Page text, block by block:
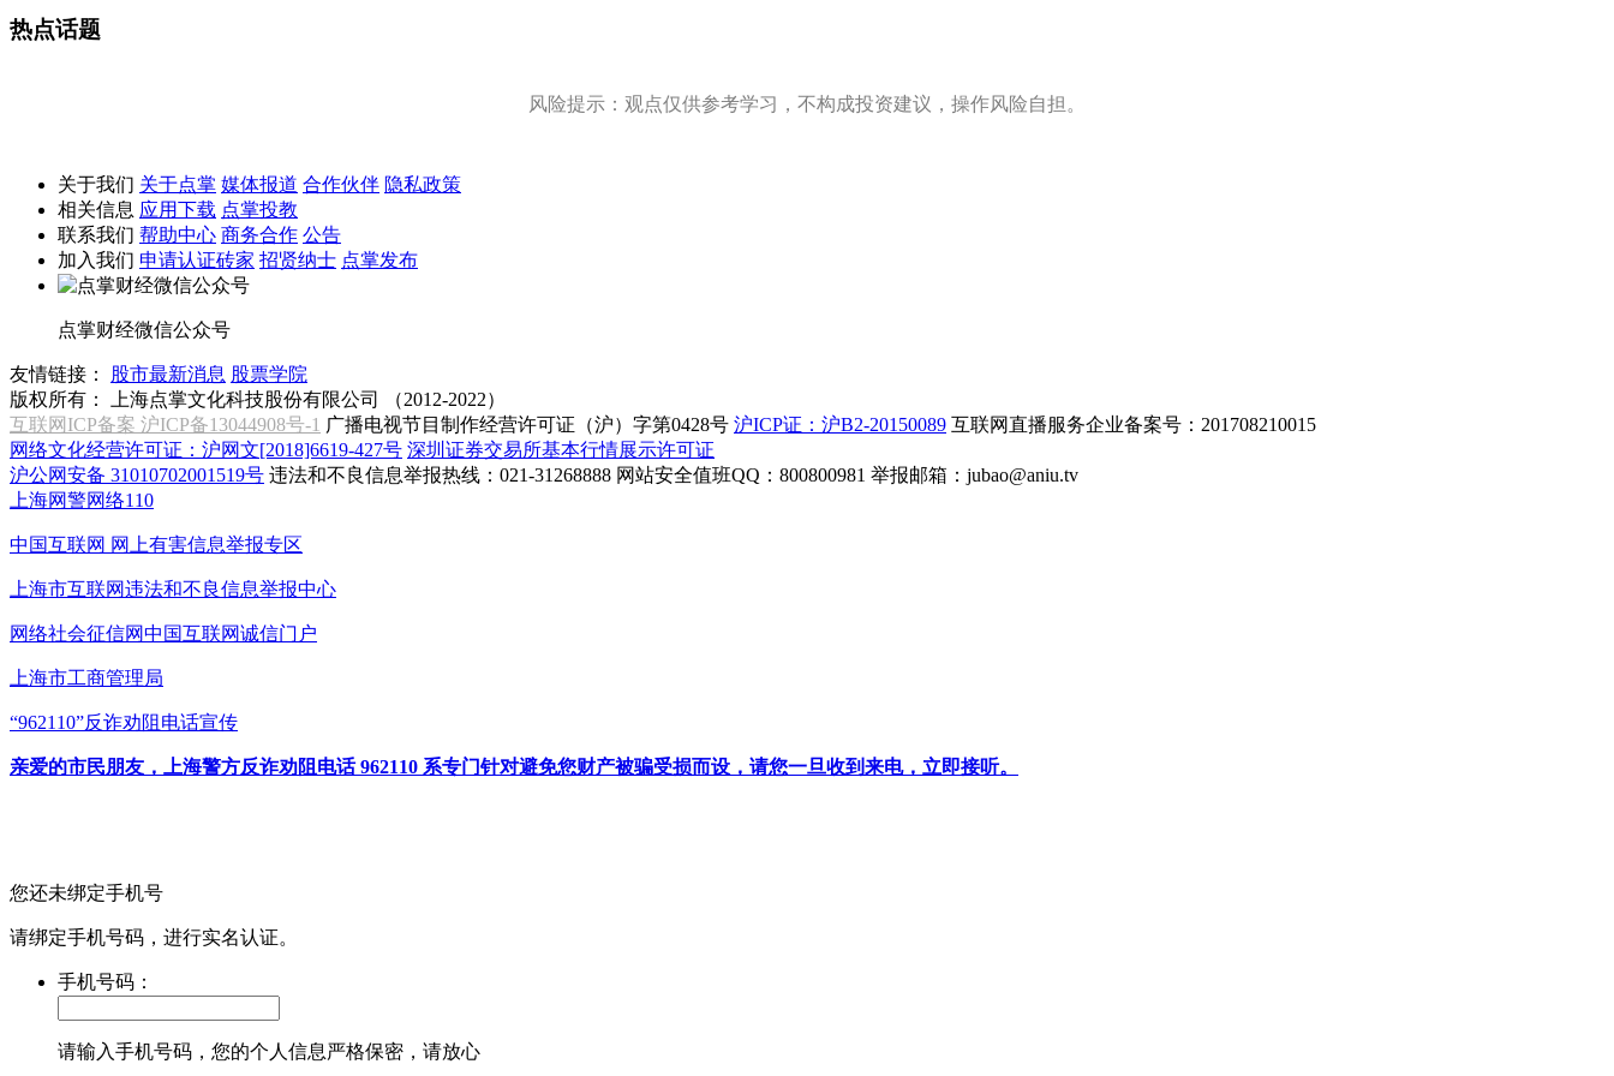
热点话题
风险提示：观点仅供参考学习，不构成投资建议，操作风险自担。
关于我们 关于点掌 媒体报道 合作伙伴 隐私政策
相关信息 应用下载 点掌投教
联系我们 帮助中心 商务合作 公告
加入我们 申请认证砖家 招贤纳士 点掌发布
点掌财经微信公众号
友情链接： 股市最新消息 股票学院
版权所有：
上海点掌文化科技股份有限公司 （2012-2022）
互联网ICP备案 沪ICP备13044908号-1 广播电视节目制作经营许可证（沪）字第0428号 沪ICP证：沪B2-20150089 互联网直播服务企业备案号：201708210015
网络文化经营许可证：沪网文[2018]6619-427号 深圳证券交易所基本行情展示许可证
沪公网安备 31010702001519号 违法和不良信息举报热线：021-31268888 网站安全值班QQ：800800981 举报邮箱： jubao@aniu.tv
上海网警网络110
中国互联网 网上有害信息举报专区
上海市互联网违法和不良信息举报中心
网络社会征信网中国互联网诚信门户
上海市工商管理局
“962110”反诈劝阻电话宣传
亲爱的市民朋友，上海警方反诈劝阻电话 962110 系专门针对避免您财产被骗受损而设，请您一旦收到来电，立即接听。
您还未绑定手机号
请绑定手机号码，进行实名认证。
手机号码：
请输入手机号码，您的个人信息严格保密，请放心